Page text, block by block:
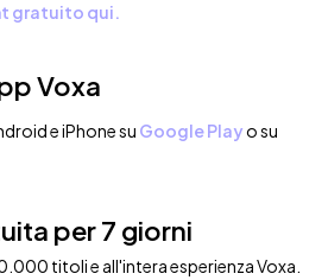
gratuito qui.
Voxa
e iPhone su Google Playo su
per 7 giorni
titoli e all'intera esperienza Voxa.